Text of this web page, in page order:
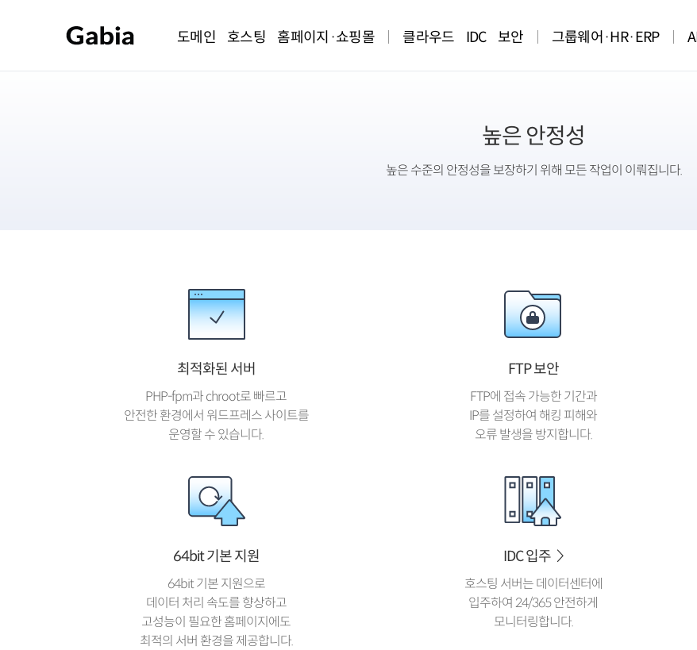
도메인 호스팅 홈페이지·쇼핑몰 클라우드 IDC 보안 그룹웨어·HR·ERP AI
높은 안정성
높은 수준의 안정성을 보장하기 위해 모든 작업이 이뤄집니다.
최적화된 서버
PHP-fpm과 chroot로 빠르고
안전한 환경에서 워드프레스 사이트를
운영할 수 있습니다.
FTP 보안
FTP에 접속 가능한 기간과
IP를 설정하여 해킹 피해와
오류 발생을 방지합니다.
64bit 기본 지원
64bit 기본 지원으로
데이터 처리 속도를 향상하고
고성능이 필요한 홈페이지에도
최적의 서버 환경을 제공합니다.
IDC 입주
호스팅 서버는 데이터센터에
입주하여 24/365 안전하게
모니터링합니다.